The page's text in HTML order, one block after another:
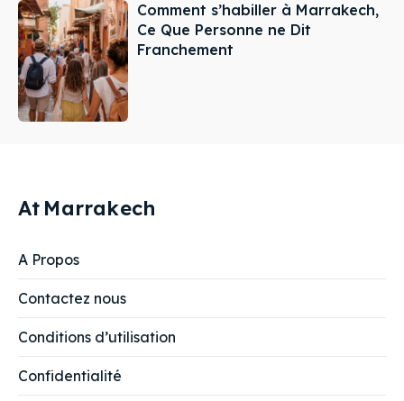
Comment s’habiller à Marrakech,
Ce Que Personne ne Dit
Franchement
At Marrakech
A Propos
Contactez nous
Conditions d’utilisation
Confidentialité